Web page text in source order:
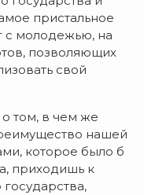
пристальное
с молодежью, на
позволяющих
свой
том, в чем же
нашей
которое было б
приходишь к
государства,